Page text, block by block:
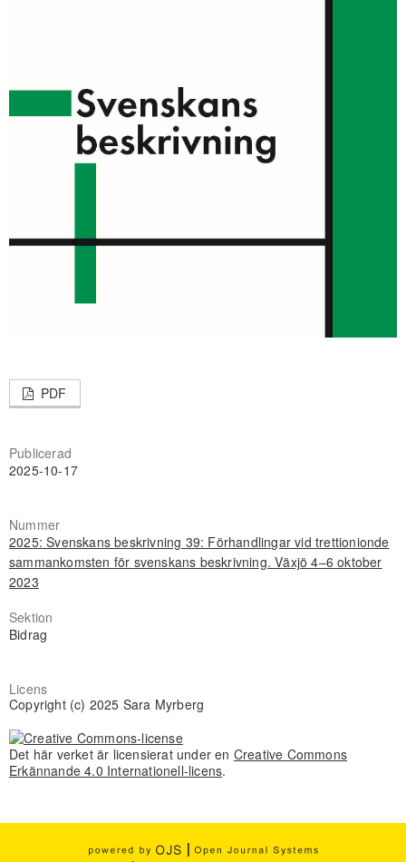
PDF
Publicerad
2025-10-17
Nummer
2025: Svenskans beskrivning 39: Förhandlingar vid trettionionde
sammankomsten för svenskans beskrivning. Växjö 4–6 oktober
2023
Sektion
Bidrag
Licens
Copyright (c) 2025 Sara Myrberg
Det här verket är licensierat under en Creative Commons
Erkännande 4.0 Internationell-licens.